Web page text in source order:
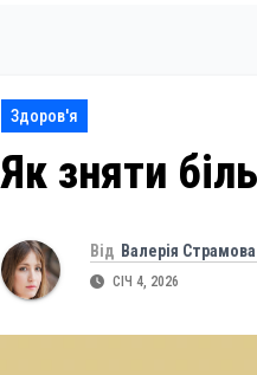
Здоров'я
Як зняти
Від Валерія Страмова
СІЧ 4, 2026